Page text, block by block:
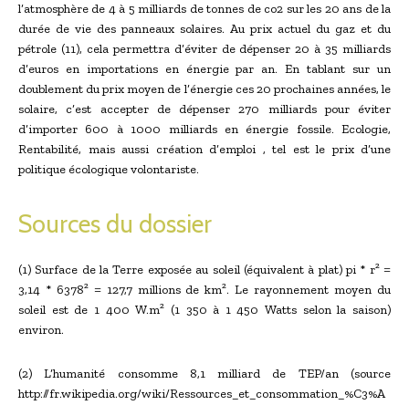
l’atmosphère de 4 à 5 milliards de tonnes de co2 sur les 20 ans de la
durée de vie des panneaux solaires. Au prix actuel du gaz et du
pétrole (11), cela permettra d’éviter de dépenser 20 à 35 milliards
d’euros en importations en énergie par an. En tablant sur un
doublement du prix moyen de l’énergie ces 20 prochaines années, le
solaire, c’est accepter de dépenser 270 milliards pour éviter
d’importer 600 à 1000 milliards en énergie fossile. Ecologie,
Rentabilité, mais aussi création d’emploi , tel est le prix d’une
politique écologique volontariste.
Sources du dossier
(1) Surface de la Terre exposée au soleil (équivalent à plat) pi * r² =
3,14 * 6378² = 127,7 millions de km². Le rayonnement moyen du
soleil est de 1 400 W.m² (1 350 à 1 450 Watts selon la saison)
environ.
(2) L’humanité consomme 8,1 milliard de TEP/an (source
http://fr.wikipedia.org/wiki/Ressources_et_consommation_%C3%A